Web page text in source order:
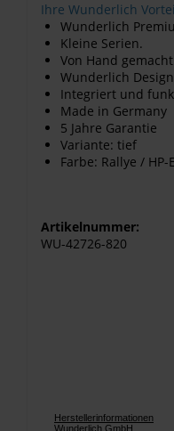
Ihre Wunderlich
Wunderlich
Kleine Serien.
Von Hand
Wunderlich
Integriert und
Made in Germany
5 Jahre Garantie
Variante: tief
Farbe: Rallye / HP-
Artikelnummer:
WU-42726-820
Herstellerinformationen
Wunderlich GmbH